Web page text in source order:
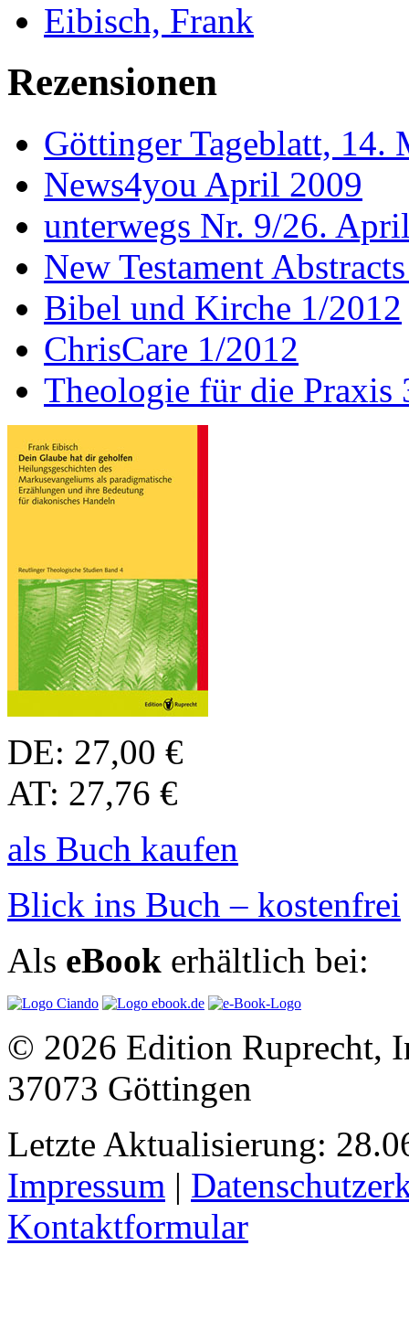
Eibisch, Frank
Rezensionen
Göttinger Tageblatt, 14.
News4you April 2009
unterwegs Nr. 9/26.
New Testament
Bibel und Kirche 1/2012
ChrisCare 1/2012
Theologie für die Praxis
DE: 27,00 €
AT: 27,76 €
als Buch kaufen
Blick ins Buch – kostenfrei
Als eBook erhältlich bei:
© 2026 Edition Ruprecht,
37073 Göttingen
Letzte Aktualisierung:
Impressum |
Kontaktformular